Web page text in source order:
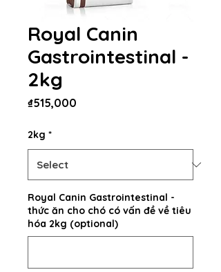
Royal Canin
Gastrointestinal -
2kg
₫515,000
2kg *
Royal Canin Gastrointestinal -
thức ăn cho chó có vấn đề về tiêu
hóa 2kg (optional)